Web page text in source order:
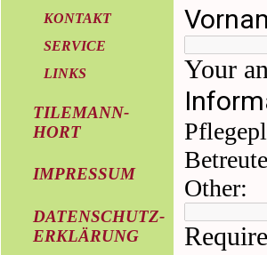
KONTAKT
SERVICE
LINKS
TILEMANN-
HORT
IMPRESSUM
DATENSCHUTZ-
ERKLÄRUNG